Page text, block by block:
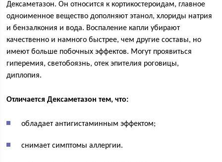
Дексаметазон. Он относится к кортикостероидам, главное
одноименное вещество дополняют этанол, хлориды натрия
и бензалкония и вода. Воспаление капли убирают
качественно и намного быстрее, чем другие составы, но
имеют больше побочных эффектов. Могут проявиться
гиперемия, светобоязнь, отек эпителия роговицы,
диплопия.
Отличается Дексаметазон тем, что:
обладает антигистаминным эффектом;
снимает симптомы аллергии.